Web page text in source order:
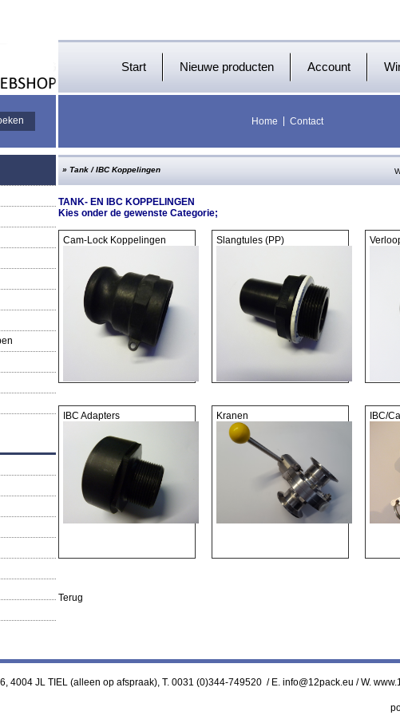
Start Nieuwe producten Account
Home Contact
» Tank / IBC Koppelingen
TANK- EN IBC KOPPELINGEN
Kies onder de gewenste Categorie;
Cam-Lock Koppelingen Slangtules (PP)
IBC Adapters Kranen IBC/
Terug
4004 JL TIEL (alleen op afspraak), T. 0031 (0)344-749520 / E. info@12pack.eu / W.